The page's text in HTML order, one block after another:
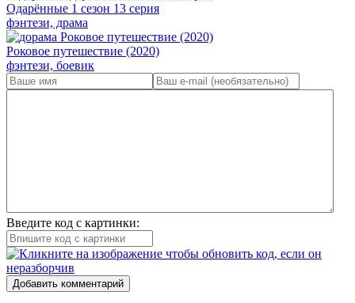
Одарённые 1 сезон 13 серия
фэнтези, драма
Роковое путешествие (2020)
фэнтези, боевик
Введите код с картинки:
Добавить комментарий